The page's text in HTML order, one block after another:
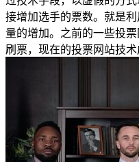
接增加选手的票数。就是
量的增加。之前的一些投
刷票，现在的投票网站技术